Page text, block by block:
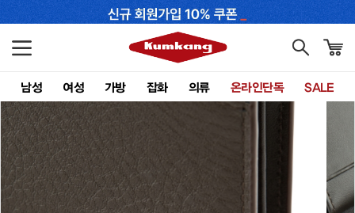
남성 여성 가방 잡화 의류 온라인단독 SALE